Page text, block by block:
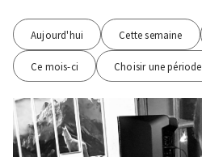
Filtres de l'agenda
Aujourd'hui Cette semaine
Ce mois-ci Choisir une période